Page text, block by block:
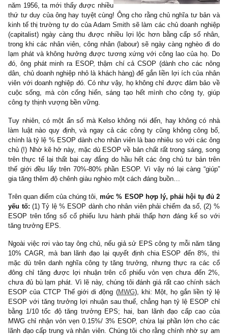
– Đối với trường hợp 3, có một thống kê ở thị trường Mỹ thập
1980 rằng có đến hơn 80% các thương vụ thâu tóm toàn cổ
shares) như trên đều đem lại kết quả tệ hơn thị trường chung.
như ngài Buffett đã phê phán thói quen thâu tóm “điên cuồng”
tập đoàn, việc trả giá quá cao cho một công ty tệ hại bằng hoán
phiếu (swap) thoạt nhìn không làm công ty thua lỗ, nhưng sẽ
pha loãng EPS của cổ đông đến kinh ngạc.
Như vậy, trừ khi đó là những công ty khởi nghiệp cần vốn riêng
tăng trưởng mạnh, hầu hết những công ty đại chúng tuyệt vời
cần phát hành vốn mà tự tái đầu tư trên lợi nhuận giữ lại do
lời ROIC tốt.
Phát hành cho cán bộ, công nhân viên (Employee
ownership plan – ESOP):
Nếu độc giả có thời gian nghiên
bên), một nhà kinh tế học, luật sư
đáng kính của Mỹ, đã phát minh ra
chương trình quyền mua cổ phiếu
(CBCNV) đầu tiên trên thế giới vào
năm 1956, ta mới thấy được nhiều
thứ tư duy của ông hay tuyệt cùng! Ông cho rằng chủ nghĩa tư
kinh tế thị trường tự do của Adam Smith sẽ làm các chủ doanh
(capitalist) ngày càng thu được nhiều lợi lộc hơn bằng cấp số
trong khi các nhân viên, công nhân (labour) sẽ ngày càng nghèo
lạm phát và không hưởng được tương xứng với công lao của
đó, ông phát minh ra ESOP, thậm chí cả CSOP (dành cho các
dân, chủ doanh nghiệp nhỏ là khách hàng) để gắn liền lợi ích của